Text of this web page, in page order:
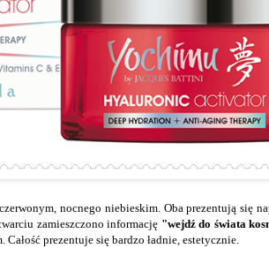
nocnego niebieskim. Oba prezentują się
zamieszczono informację "wejdź do świata
prezentuje się bardzo ładnie, estetycznie.